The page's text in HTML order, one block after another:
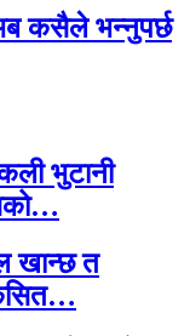
कसैले भन्नुपर्छ
भुटानी
खान्छ त